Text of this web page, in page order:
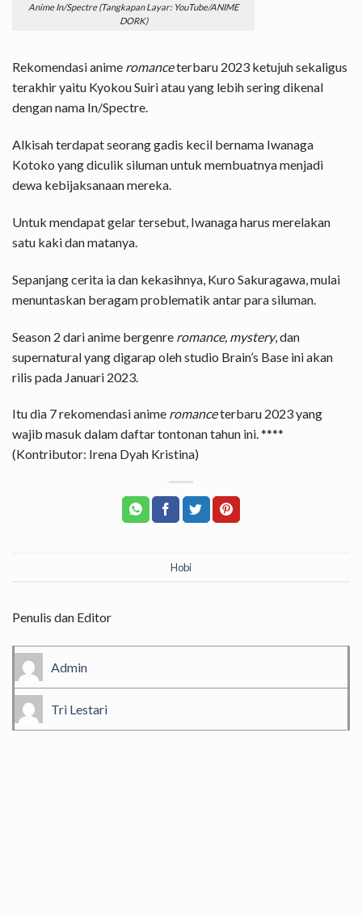
Anime In/Spectre (Tangkapan Layar: YouTube/ANIME
DORK)
Rekomendasi anime romanceterbaru 2023 ketujuh sekaligus
terakhir yaitu Kyokou Suiri atau yang lebih sering dikenal
dengan nama In/Spectre.
Alkisah terdapat seorang gadis kecil bernama Iwanaga
Kotoko yang diculik siluman untuk membuatnya menjadi
dewa kebijaksanaan mereka.
Untuk mendapat gelar tersebut, Iwanaga harus merelakan
satu kaki dan matanya.
Sepanjang cerita ia dan kekasihnya, Kuro Sakuragawa, mulai
menuntaskan beragam problematik antar para siluman.
Season 2 dari anime bergenre romance, mystery, dan
supernatural yang digarap oleh studio Brain’s Base ini akan
rilis pada Januari 2023.
Itu dia 7 rekomendasi anime romanceterbaru 2023 yang
wajib masuk dalam daftar tontonan tahun ini. ****
(Kontributor: Irena Dyah Kristina)
Hobi
Penulis dan Editor
Admin
Tri Lestari